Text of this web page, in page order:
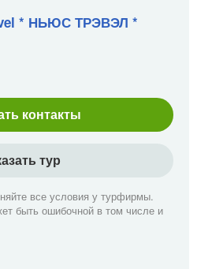
* НЬЮС ТРЭВЭЛ *
контакты
тур
все условия у турфирмы.
быть ошибочной в том числе и